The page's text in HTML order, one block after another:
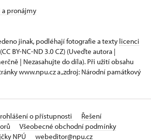
pronájmy
jinak, podléhají fotografie a texty licenci
(CC BY-NC-ND 3.0 CZ) (Uveďte autora |
| Nezasahujte do díla). Při užití obsahu
www.npu.cz a „zdroj: Národní památkový
o přístupnosti
Řešení
Všeobecné obchodní podmínky
NPÚ
webeditor@npu.cz